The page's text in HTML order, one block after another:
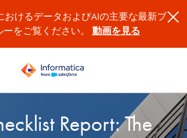
おけるデータおよびAIの主要な最新ブ
をご覧ください。 動画を見る
Report: The